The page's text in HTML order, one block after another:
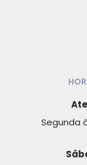
Segunda